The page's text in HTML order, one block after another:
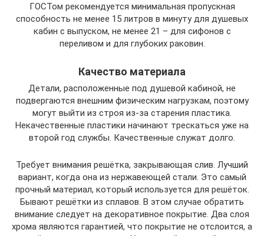
ГОСТом рекомендуется минимальная пропускная
способность не менее 15 литров в минуту для душевых
кабин с выпуском, не менее 21 – для сифонов с
переливом и для глубоких раковин.
Качество материала
Детали, расположенные под душевой кабиной, не
подвергаются внешним физическим нагрузкам, поэтому
могут выйти из строя из-за старения пластика.
Некачественные пластики начинают трескаться уже на
второй год службы. Качественные служат долго.
Требует внимания решётка, закрывающая слив. Лучший
вариант, когда она из нержавеющей стали. Это самый
прочный материал, который используется для решёток.
Бывают решётки из сплавов. В этом случае обратить
внимание следует на декоративное покрытие. Два слоя
хрома являются гарантией, что покрытие не отслоится, а